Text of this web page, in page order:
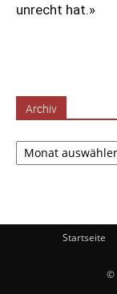
unrecht hat.»
Archiv
Archiv
Startseite
©